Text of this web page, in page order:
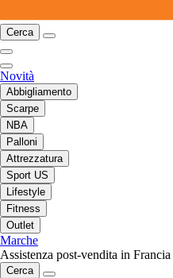
Cerca
Novità
Abbigliamento
Scarpe
NBA
Palloni
Attrezzatura
Sport US
Lifestyle
Fitness
Outlet
Marche
Assistenza post-vendita in Francia
Cerca